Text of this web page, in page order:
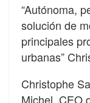
“Autónoma,
solución de
principales
urbanas”
Christophe
Michel, CEO